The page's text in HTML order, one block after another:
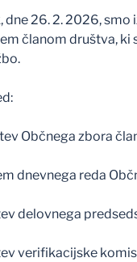
dne 26. 2. 2026, smo
članom društva,
Občnega zbora
dnevnega reda
delovnega
verifikacijske